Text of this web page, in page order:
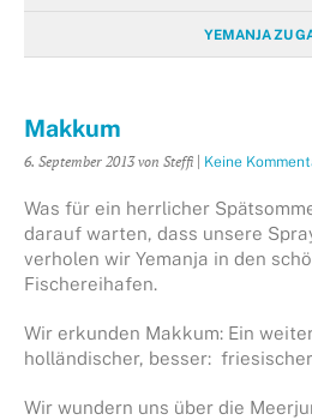
YEMANJA ZU
Makkum
6. September 2013von Steffi Keine
Was für ein herrlicher
darauf warten, dass unsere
verholen wir Yemanja in den
Fischereihafen.
Wir erkunden Makkum: Ein
holländischer, besser:
Wir wundern uns über die